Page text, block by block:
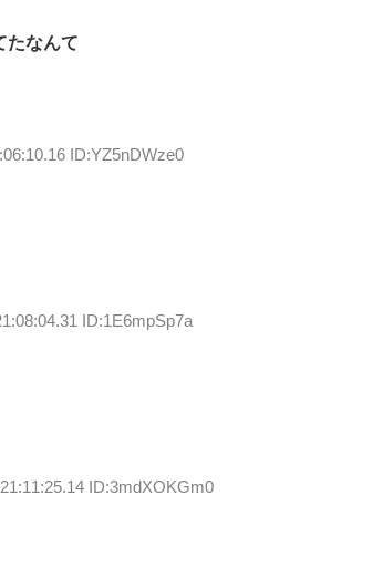
たなんて
ID:YZ5nDWze0
ID:1E6mpSp7a
ID:3mdXOKGm0